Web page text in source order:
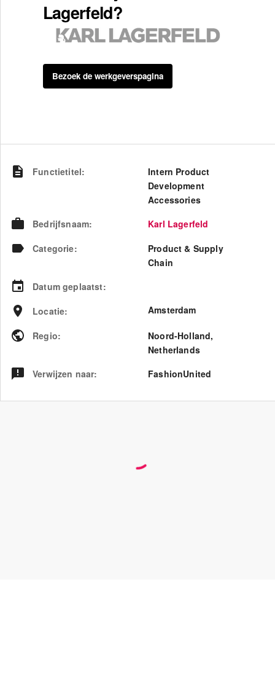
Lagerfeld?
Bezoek de werkgeverspagina
Functietitel:
Intern Product
Development
Accessories
Bedrijfsnaam:
Karl Lagerfeld
Categorie:
Product & Supply
Chain
Datum geplaatst:
Locatie: Amsterdam
Regio: Noord-Holland,
Netherlands
Verwijzen naar: FashionUnited